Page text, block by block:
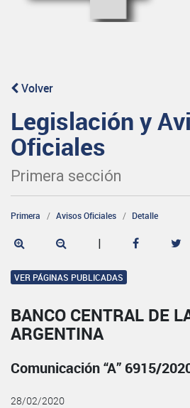
Volver
Legislación y
Oficiales
Primera sección
Primera Avisos Oficiales Detalle
|
VER PÁGINAS PUBLICADAS
BANCO CENTRAL DE
ARGENTINA
Comunicación “A” 6915/
28/02/2020